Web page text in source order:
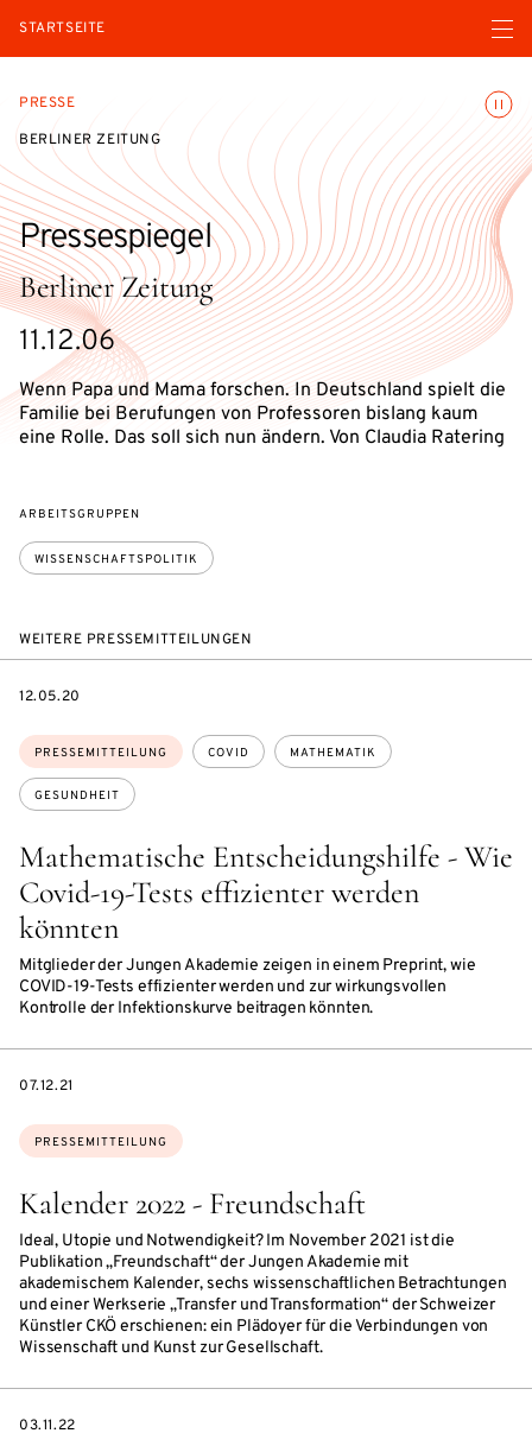
STARTSEITE Menü
PRESSE
BERLINER ZEITUNG
Berliner Zeitung
Pressespiegel
11.12.06
Wenn Papa und Mama forschen. In Deutschland spielt die
Familie bei Berufungen von Professoren bislang kaum
eine Rolle. Das soll sich nun ändern. Von Claudia Ratering
ARBEITSGRUPPEN
WISSENSCHAFTSPOLITIK
WEITERE PRESSEMITTEILUNGEN
Mathematische Entscheidungshilfe - Wie
Covid-19-Tests effizienter werden
könnten
Mitglieder der Jungen Akademie zeigen in einem Preprint, wie
COVID-19-Tests effizienter werden und zur wirkungsvollen
Kontrolle der Infektionskurve beitragen könnten.
Themen:
PRESSEMITTEILUNG COVID MATHEMATIK
GESUNDHEIT
DATE
12.05.20
Kalender 2022 - Freundschaft
Ideal, Utopie und Notwendigkeit? Im November 2021 ist die
Publikation „Freundschaft“ der Jungen Akademie mit
akademischem Kalender, sechs wissenschaftlichen Betrachtungen
und einer Werkserie „Transfer und Transformation“ der Schweizer
Künstler CKÖ erschienen: ein Plädoyer für die Verbindungen von
Wissenschaft und Kunst zur Gesellschaft.
Themen:
PRESSEMITTEILUNG
DATE
07.12.21
DATE
03.11.22